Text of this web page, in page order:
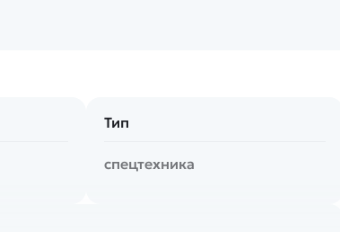
Тип
спецтехника